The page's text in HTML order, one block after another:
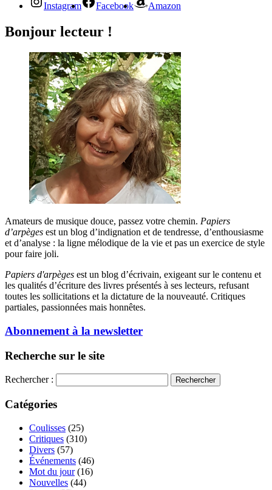
Instagram Facebook Amazon
Bonjour lecteur !
Amateurs de musique douce, passez votre chemin. Papiers
d’arpèges est un blog d’indignation et de tendresse, d’enthousiasme
et d’analyse : la ligne mélodique de la vie et pas un exercice de style
pour faire joli.
Papiers d'arpèges est un blog d’écrivain, exigeant sur le contenu et
les qualités d’écriture des livres présentés à ses lecteurs, refusant
toutes les sollicitations et la dictature de la nouveauté. Critiques
partiales, passionnées mais honnêtes.
Abonnement à la newsletter
Recherche sur le site
Rechercher :
Catégories
Coulisses (25)
Critiques (310)
Divers (57)
Événements (46)
Mot du jour(16)
Nouvelles (44)